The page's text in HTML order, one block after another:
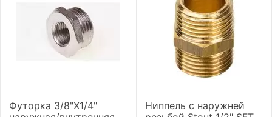
Футорка 3/8"X1/4"
Ниппель с наружней